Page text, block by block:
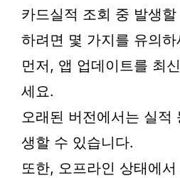
카드실적 조회 중 발생
하려면 몇 가지를 유의하
먼저, 앱 업데이트를 최
세요.
오래된 버전에서는 실적
생할 수 있습니다.
또한, 오프라인 상태에